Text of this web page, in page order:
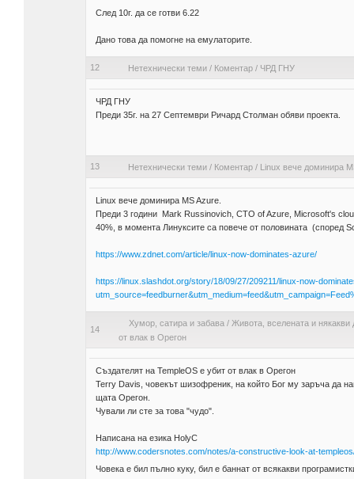
След 10г. да се готви 6.22
Дано това да помогне на емулаторите.
12 Нетехнически теми/ Коментар/ ЧРД ГНУ
ЧРД ГНУ
Преди 35г. на 27 Септември Ричард Столман обяви проекта.
13 Нетехнически теми/ Коментар/ Linux вече доминира
Linux вече доминира MS Azure.
Преди 3 години Mark Russinovich, CTO of Azure, Microsoft's
40%, в момента Линуксите са повече от половината (според
https://www.zdnet.com/article/linux-now-dominates-azure/
https://linux.slashdot.org/story/18/09/27/209211/linux-now-
14
Хумор, сатира и забава / Живота, вселената и някакви
от влак в Орегон
Създателят на TempleOS е убит от влак в Орегон
Terry Davis, човекът шизофреник, на който Бог му заръча да
щата Орегон.
Чували ли сте за това "чудо".
Написана на езика HolyC
http://www.codersnotes.com/notes/a-constructive-look-at-
Човека е бил пълно куку, бил е баннат от всякакви